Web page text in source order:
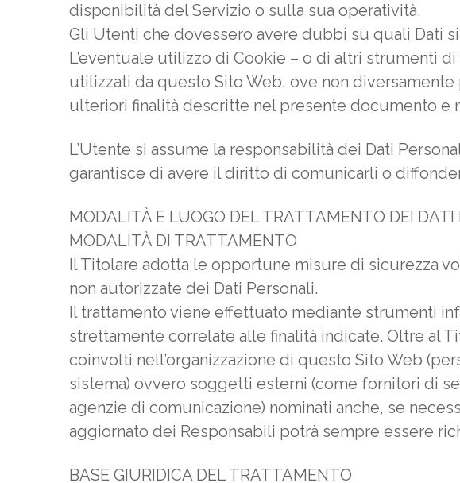
disponibilità del Servizio o sulla sua operatività.
Gli Utenti che dovessero avere dubbi su quali Dati
L’eventuale utilizzo di Cookie – o di altri strumenti
utilizzati da questo Sito Web, ove non
ulteriori finalità descritte nel presente documento e
L’Utente si assume la responsabilità dei Dati
garantisce di avere il diritto di comunicarli o
MODALITÀ E LUOGO DEL TRATTAMENTO DEI DATI
MODALITÀ DI TRATTAMENTO
Il Titolare adotta le opportune misure di sicurezza
non autorizzate dei Dati Personali.
Il trattamento viene effettuato mediante strumenti
strettamente correlate alle finalità indicate. Oltre al
coinvolti nell’organizzazione di questo Sito Web
sistema) ovvero soggetti esterni (come fornitori di
agenzie di comunicazione) nominati anche, se
aggiornato dei Responsabili potrà sempre essere
BASE GIURIDICA DEL TRATTAMENTO